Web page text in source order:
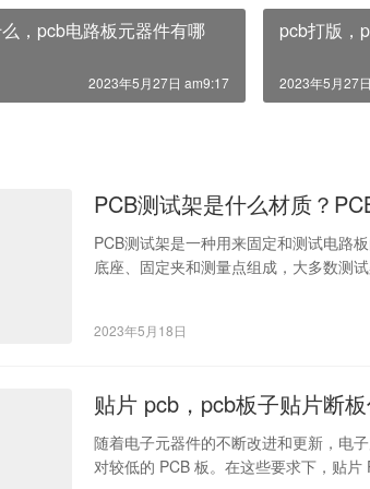
，pcb电路板元器件有哪
2023年5月27日 am9:17
pcb打版，
2023年5月27
PCB测试架是什么材质？
PCB测试架是一种用来固定和测试电路
底座、固定夹和测量点组成，大多数测
2023年5月18日
贴片 pcb，pcb板子贴片断
随着电子元器件的不断改进和更新，电
对较低的 PCB 板。在这些要求下，贴